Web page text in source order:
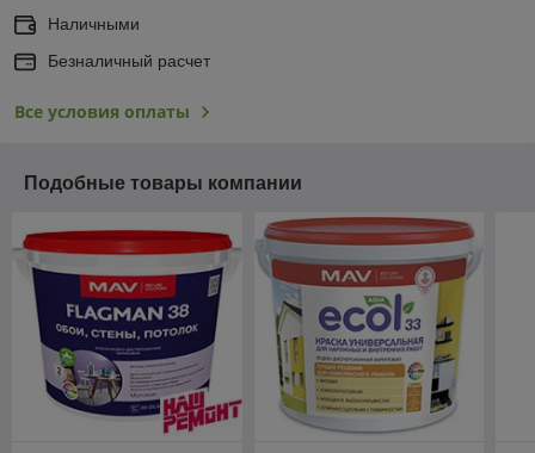
Наличными
Безналичный расчет
Все условия оплаты
Подобные товары компании